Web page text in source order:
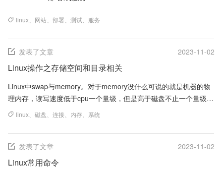
linux 网站 部署 测试 服务
发表了文章 2023-11-02
Linux操作之存储空间和目录相关
Linux中swap与memory。对于memory没什么可说的就是机器的物
理内存，读写速度低于cpu一个量级，但是高于磁盘不止一个量级。
所以，程序和数据如果在...
linux 磁盘 连接 内存 系统
发表了文章 2023-11-02
Linux常用命令